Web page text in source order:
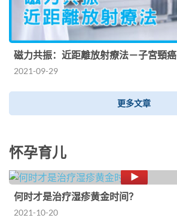
磁力共振：近距離放射療法－子宮頸癌
2021-09-29
更多文章
怀孕育儿
何时才是治疗湿疹黄金时间？
2021-10-20